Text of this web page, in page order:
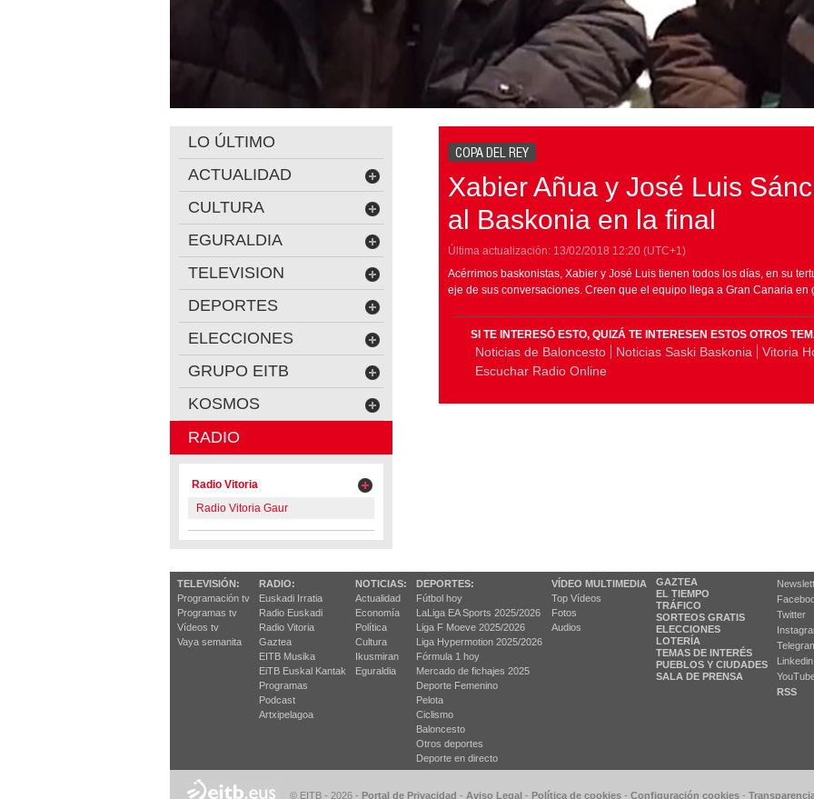
COPA DEL REY
Xabier Añua y José Luis
al Baskonia en la final
Última actualización: 13/02/2018 12:20 (UTC+1)
Acérrimos baskonistas, Xabier y José Luis tienen todos los días, en su
eje de sus conversaciones. Creen que el equipo llega a Gran Canaria en
SI TE INTERESÓ ESTO, QUIZÁ TE INTERESEN ESTOS OTROS
Noticias de Baloncesto Noticias Saski Baskonia Vitoria
Escuchar Radio Online
LO ÚLTIMO
ACTUALIDAD
CULTURA
EGURALDIA
TELEVISION
DEPORTES
ELECCIONES
GRUPO EITB
KOSMOS
RADIO
Radio Vitoria
Radio Vitoria Gaur
TELEVISIÓN:
Programación tv
Programas tv
Vídeos tv
Vaya semanita
RADIO:
Euskadi Irratia
Radio Euskadi
Radio Vitoria
Gaztea
EITB Musika
EiTB Euskal Kantak
Programas
Podcast
Artxipelagoa
NOTICIAS:
Actualidad
Economía
Política
Cultura
Ikusmiran
Eguraldia
DEPORTES:
Fútbol hoy
LaLiga EA Sports 2025/2026
Liga F Moeve 2025/2026
Liga Hypermotion 2025/2026
Fórmula 1 hoy
Mercado de fichajes 2025
Deporte Femenino
Pelota
Ciclismo
Baloncesto
Otros deportes
Deporte en directo
VÍDEO MULTIMEDIA
Top Vídeos
Fotos
Audios
GAZTEA
EL TIEMPO
TRÁFICO
SORTEOS GRATIS
ELECCIONES
LOTERÍA
TEMAS DE INTERÉS
PUEBLOS Y CIUDADES
SALA DE PRENSA
Twitter
Linkedin
RSS
© EITB - 2026 - Portal de Privacidad - Aviso Legal - Política de cookies - Configuración cookies -